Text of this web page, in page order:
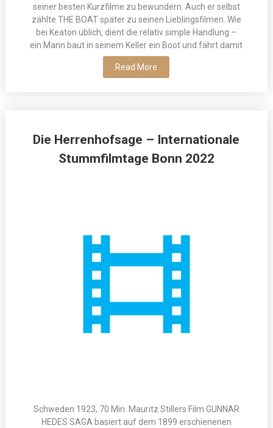
seiner besten Kurzfilme zu bewundern. Auch er selbst
zählte THE BOAT später zu seinen Lieblingsfilmen. Wie
bei Keaton üblich, dient die relativ simple Handlung –
ein Mann baut in seinem Keller ein Boot und fährt damit
Read More
Die Herrenhofsage – Internationale
Stummfilmtage Bonn 2022
Schweden 1923, 70 Min. Mauritz Stillers Film GUNNAR
HEDES SAGA basiert auf dem 1899 erschienenen